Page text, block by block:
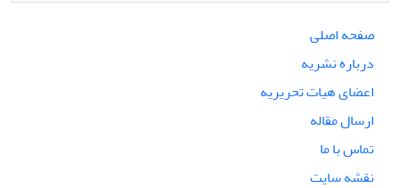
صفحه اصلی
درباره نشریه
اعضای هیات تحریریه
ارسال مقاله
تماس با ما
نقشه سایت